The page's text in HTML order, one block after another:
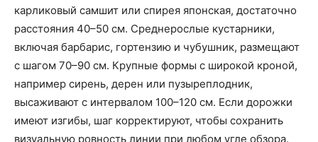
карликовый самшит или спирея японская, достаточно
расстояния 40–50 см. Среднерослые кустарники,
включая барбарис, гортензию и чубушник, размещают
с шагом 70–90 см. Крупные формы с широкой кроной,
например сирень, дерен или пузыреплодник,
высаживают с интервалом 100–120 см. Если дорожки
имеют изгибы, шаг корректируют, чтобы сохранить
визуальную ровность линии при любом угле обзора.